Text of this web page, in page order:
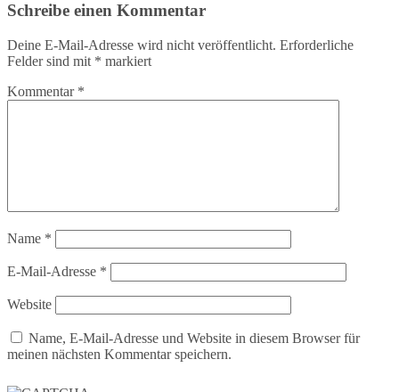
Schreibe einen Kommentar
Deine E-Mail-Adresse wird nicht veröffentlicht. Erforderliche
Felder sind mit * markiert
Kommentar *
Name *
E-Mail-Adresse *
Website
Name, E-Mail-Adresse und Website in diesem Browser für
meinen nächsten Kommentar speichern.